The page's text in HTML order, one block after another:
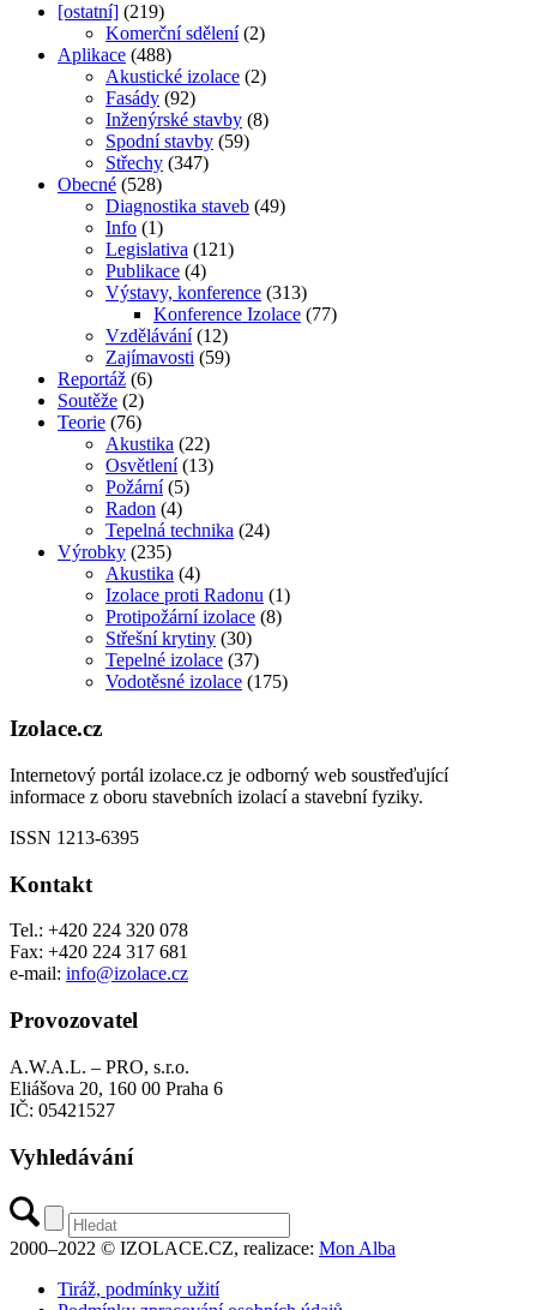
[ostatní] (219)
Komerční sdělení (2)
Aplikace (488)
Akustické izolace (2)
Fasády (92)
Inženýrské stavby (8)
Spodní stavby (59)
Střechy (347)
Obecné (528)
Diagnostika staveb (49)
Info (1)
Legislativa (121)
Publikace (4)
Výstavy, konference (313)
Konference Izolace (77)
Vzdělávání (12)
Zajímavosti (59)
Reportáž (6)
Soutěže (2)
Teorie (76)
Akustika (22)
Osvětlení (13)
Požární (5)
Radon (4)
Tepelná technika (24)
Výrobky (235)
Akustika (4)
Izolace proti Radonu (1)
Protipožární izolace (8)
Střešní krytiny (30)
Tepelné izolace (37)
Vodotěsné izolace (175)
Izolace.cz
Internetový portál izolace.cz je odborný web soustřeďující
informace z oboru stavebních izolací a stavební fyziky.
ISSN 1213-6395
Kontakt
Tel.: +420 224 320 078
Fax: +420 224 317 681
e-mail: info@izolace.cz
Provozovatel
A.W.A.L. – PRO, s.r.o.
Eliášova 20, 160 00 Praha 6
IČ: 05421527
Vyhledávání
2000–2022 © IZOLACE.CZ, realizace: Mon Alba
Tiráž, podmínky užití